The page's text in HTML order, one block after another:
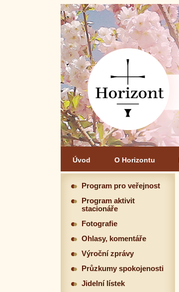
Úvod O Horizontu
Program pro veřejnost
Program aktivit
stacionáře
Fotografie
Ohlasy, komentáře
Výroční zprávy
Průzkumy spokojenosti
Jidelní lístek